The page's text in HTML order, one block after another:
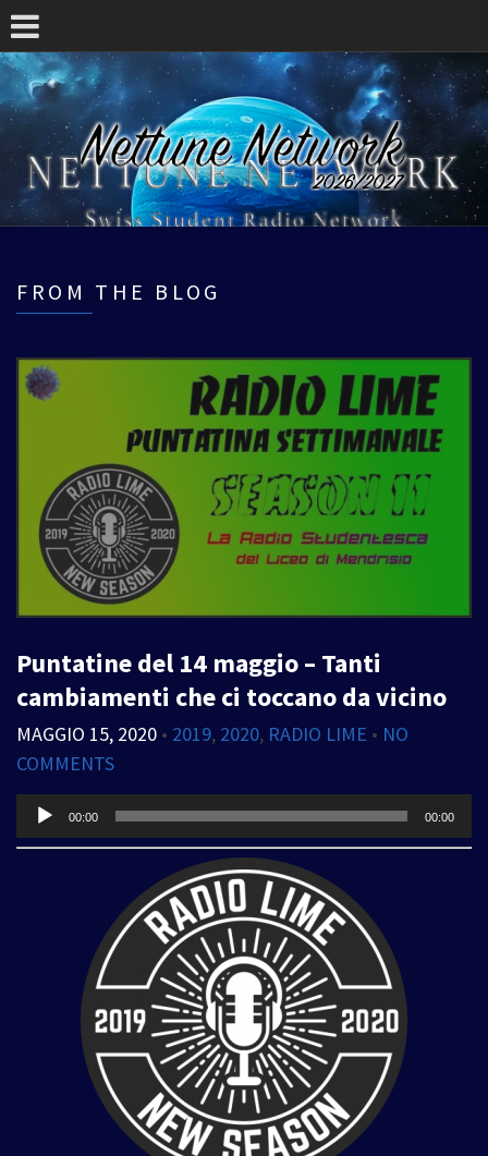
FROM THE BLOG
Puntatine del 14 maggio – Tanti
cambiamenti che ci toccano da vicino
MAGGIO 15, 2020 • 2019, 2020, RADIO LIME • NO
COMMENTS
Audio
Player
00:00 00:00